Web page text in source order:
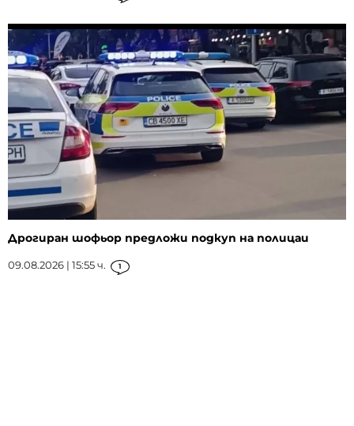
Дрогиран шофьор предложи подкуп на полицаи
09.08.2026 | 15:55 ч. 1